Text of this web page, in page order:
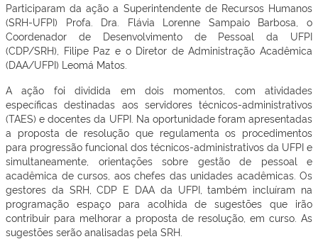
Participaram da ação a Superintendente de Recursos Humanos
(SRH-UFPI) Profa. Dra. Flávia Lorenne Sampaio Barbosa, o
Coordenador de Desenvolvimento de Pessoal da UFPI
(CDP/SRH), Filipe Paz e o Diretor de Administração Acadêmica
(DAA/UFPI) Leomá Matos.
A ação foi dividida em dois momentos, com atividades
específicas destinadas aos servidores técnicos-administrativos
(TAES) e docentes da UFPI. Na oportunidade foram apresentadas
a proposta de resolução que regulamenta os procedimentos
para progressão funcional dos técnicos-administrativos da UFPI e
simultaneamente, orientações sobre gestão de pessoal e
acadêmica de cursos, aos chefes das unidades acadêmicas. Os
gestores da SRH, CDP E DAA da UFPI, também incluíram na
programação espaço para acolhida de sugestões que irão
contribuir para melhorar a proposta de resolução, em curso. As
sugestões serão analisadas pela SRH.